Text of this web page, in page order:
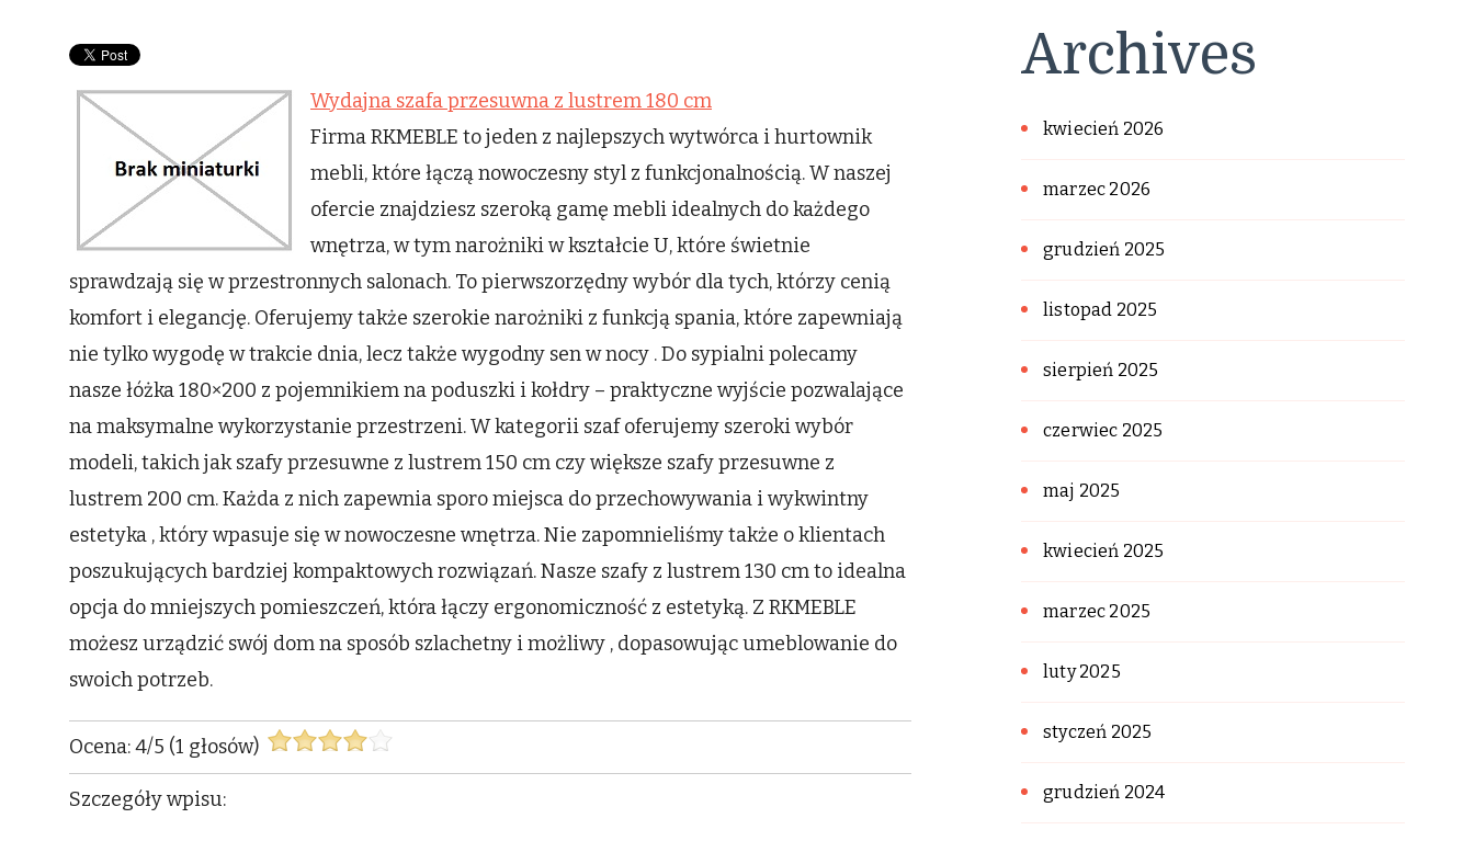
lustrem
cm
Wydajna szafa przesuwna z lustrem 180 cm
Firma RKMEBLE to jeden z najlepszych wytwórca i hurtownik
mebli, które łączą nowoczesny styl z funkcjonalnością. W naszej
ofercie znajdziesz szeroką gamę mebli idealnych do każdego
wnętrza, w tym narożniki w kształcie U, które świetnie
sprawdzają się w przestronnych salonach. To pierwszorzędny wybór dla tych, którzy cenią
komfort i elegancję. Oferujemy także szerokie narożniki z funkcją spania, które zapewniają
nie tylko wygodę w trakcie dnia, lecz także wygodny sen w nocy . Do sypialni polecamy
nasze łóżka 180×200 z pojemnikiem na poduszki i kołdry – praktyczne wyjście pozwalające
na maksymalne wykorzystanie przestrzeni. W kategorii szaf oferujemy szeroki wybór
modeli, takich jak szafy przesuwne z lustrem 150 cm czy większe szafy przesuwne z
lustrem 200 cm. Każda z nich zapewnia sporo miejsca do przechowywania i wykwintny
estetyka , który wpasuje się w nowoczesne wnętrza. Nie zapomnieliśmy także o klientach
poszukujących bardziej kompaktowych rozwiązań. Nasze szafy z lustrem 130 cm to idealna
opcja do mniejszych pomieszczeń, która łączy ergonomiczność z estetyką. Z RKMEBLE
możesz urządzić swój dom na sposób szlachetny i możliwy , dopasowując umeblowanie do
swoich potrzeb.
Ocena:4/5 (1 głosów)
Szczegóły wpisu:
Archives
kwiecień 2026
marzec 2026
grudzień 2025
listopad 2025
sierpień 2025
czerwiec 2025
maj 2025
kwiecień 2025
marzec 2025
luty 2025
styczeń 2025
grudzień 2024